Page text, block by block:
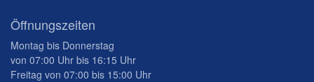
Öffnungszeiten
Montag bis Donnerstag
von 07:00 Uhr bis 16:15 Uhr
Freitag von 07:00 bis 15:00 Uhr